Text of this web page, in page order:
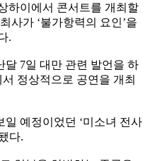
하이에서 콘서트를 개최할
사가 ‘불가항력의 요인’을
.
7일 대만 관련 발언을 하
정상적으로 공연을 개최
예정이었던 ‘미소녀 전사
다.